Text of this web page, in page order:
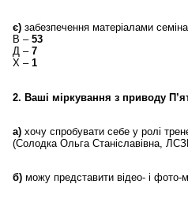
є)забезпечення матеріалами
В – 53
Д – 7
Х – 1
2. Ваші міркування з приводу
а)хочу спробувати себе у ролі
(Солодка Ольга Станіславівна,
б)можу представити відео- і фото-